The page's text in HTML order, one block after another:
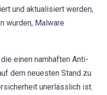
und aktualisiert werden,
wurden, Malware
einen namhaften Anti-
dem neuesten Stand zu
unerlässlich ist.